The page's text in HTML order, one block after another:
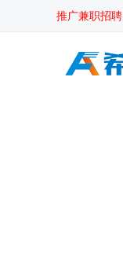
推广兼职招聘